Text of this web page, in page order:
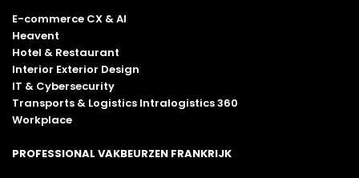
E-commerce CX & AI
Heavent
Hotel & Restaurant
Interior Exterior Design
IT & Cybersecurity
Transports & Logistics Intralogistics 360
Workplace
PROFESSIONAL VAKBEURZEN FRANKRIJK